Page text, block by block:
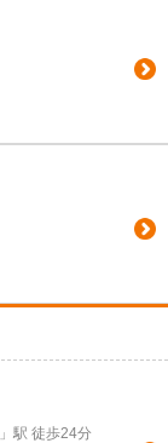
」駅 徒歩24分